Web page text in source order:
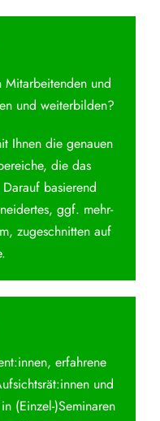
und
und weiterbilden?
Ihnen die genauen
die das
basierend
ggf. mehr-
zugeschnitten auf
erfahrene
und
(Einzel-)Seminaren